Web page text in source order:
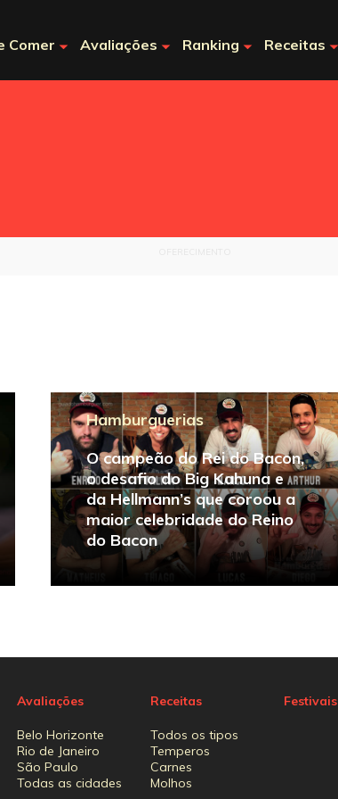
Comer Avaliações Ranking Receitas
Hamburguerias
O campeão do Rei do Bacon,
o desafio do Big Kahuna e
da Hellmann’s que coroou a
maior celebridade do Reino
do Bacon
Avaliações
Belo Horizonte
Rio de Janeiro
São Paulo
Todas as cidades
Receitas
Todos os tipos
Temperos
Carnes
Molhos
Festivais